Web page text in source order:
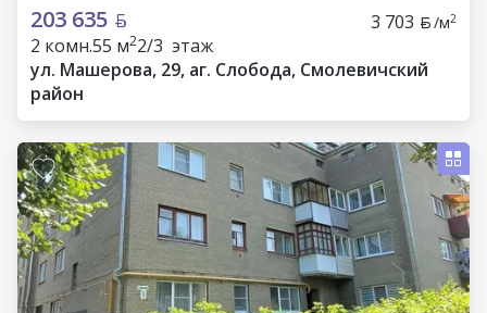
203 635 3 703 /м2
2 комн.55 м22/3 этаж
ул. Машерова, 29, аг. Слобода, Смолевичский
район